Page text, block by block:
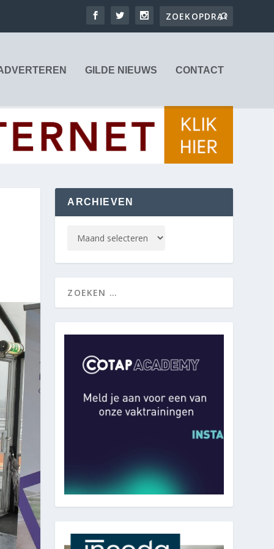
GILDE NIEUWS CONTACT
ARCHIEVEN